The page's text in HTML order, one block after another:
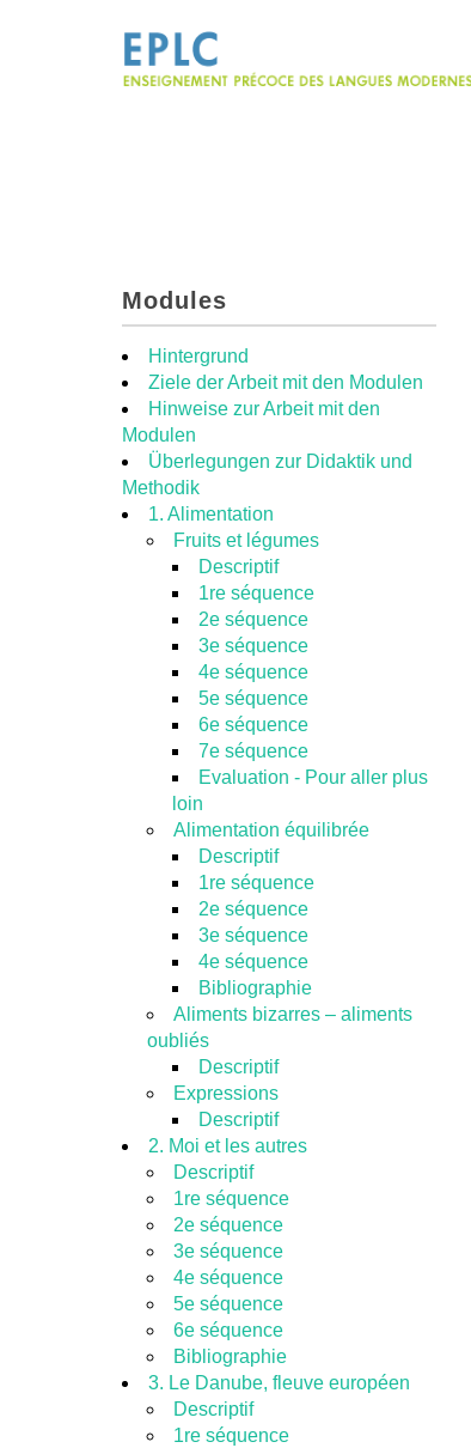
Modules
Hintergrund
Ziele der Arbeit mit den Modulen
Hinweise zur Arbeit mit den
Modulen
Überlegungen zur Didaktik und
Methodik
1. Alimentation
Fruits et légumes
Descriptif
1re séquence
2e séquence
3e séquence
4e séquence
5e séquence
6e séquence
7e séquence
Evaluation - Pour aller plus
loin
Alimentation équilibrée
Descriptif
1re séquence
2e séquence
3e séquence
4e séquence
Bibliographie
Aliments bizarres – aliments
oubliés
Descriptif
Expressions
Descriptif
2. Moi et les autres
Descriptif
1re séquence
2e séquence
3e séquence
4e séquence
5e séquence
6e séquence
Bibliographie
3. Le Danube, fleuve européen
Descriptif
1re séquence